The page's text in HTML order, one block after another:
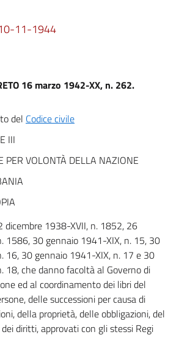
della legge in generale
11-1944
16 marzo 1942-XX, n. 262.
del Codice civile
III
PER VOLONTÀ DELLA NAZIONE
dicembre 1938-XVII, n. 1852, 26
1586, 30 gennaio 1941-XIX, n. 15, 30
16, 30 gennaio 1941-XIX, n. 17 e 30
18, che danno facoltà al Governo di
ed al coordinamento dei libri del
delle successioni per causa di
della proprietà, delle obbligazioni, del
diritti, approvati con gli stessi Regi